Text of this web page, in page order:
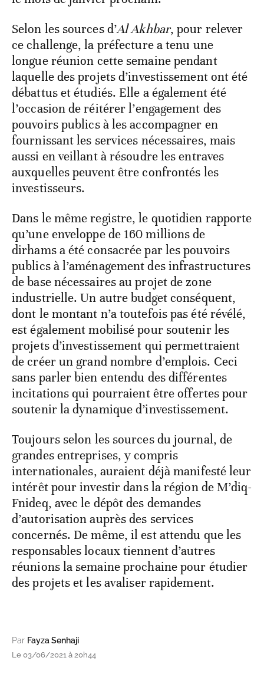
Selon les sources d’Al Akhbar, pour relever
ce challenge, la préfecture a tenu une
longue réunion cette semaine pendant
laquelle des projets d’investissement ont été
débattus et étudiés. Elle a également été
l’occasion de réitérer l’engagement des
pouvoirs publics à les accompagner en
fournissant les services nécessaires, mais
aussi en veillant à résoudre les entraves
auxquelles peuvent être confrontés les
investisseurs.
Dans le même registre, le quotidien rapporte
qu’une enveloppe de 160 millions de
dirhams a été consacrée par les pouvoirs
publics à l’aménagement des infrastructures
de base nécessaires au projet de zone
industrielle. Un autre budget conséquent,
dont le montant n’a toutefois pas été révélé,
est également mobilisé pour soutenir les
projets d’investissement qui permettraient
de créer un grand nombre d’emplois. Ceci
sans parler bien entendu des différentes
incitations qui pourraient être offertes pour
soutenir la dynamique d’investissement.
Toujours selon les sources du journal, de
grandes entreprises, y compris
internationales, auraient déjà manifesté leur
intérêt pour investir dans la région de M’diq-
Fnideq, avec le dépôt des demandes
d’autorisation auprès des services
concernés. De même, il est attendu que les
responsables locaux tiennent d’autres
réunions la semaine prochaine pour étudier
des projets et les avaliser rapidement.
Par Fayza Senhaji
Le 03/06/2021 à 20h44